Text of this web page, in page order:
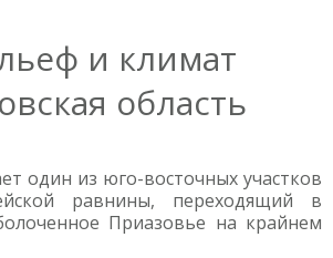
и климат
область
один из юго-восточных участков
равнины, переходящий в
Приазовье на крайнем